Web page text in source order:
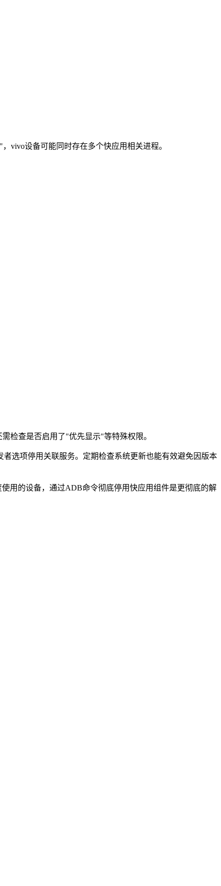
vivo设备可能同时存在多个快应用相关进程。
检查是否启用了"优先显示"等特殊权限。
选项停用关联服务。定期检查系统更新也能有效避免因版本
用的设备，通过ADB命令彻底停用快应用组件是更彻底的解